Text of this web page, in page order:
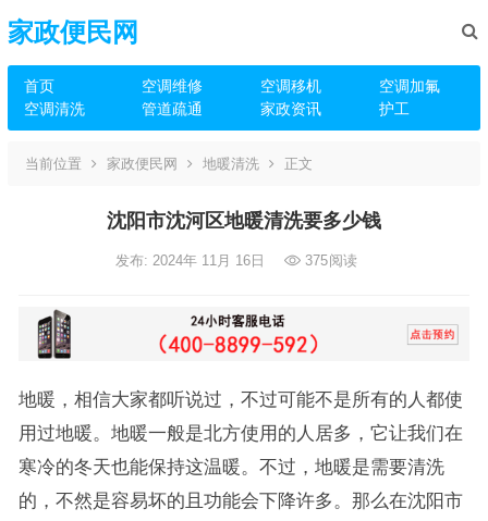
家政便民网
首页 空调维修 空调移机
空调加氟
空调清洗
管道疏通 家政资讯 护工
当前位置 家政便民网 地暖清洗 正文
沈阳市沈河区地暖清洗要多少钱
发布: 2024年 11月 16日 375阅读
地暖，相信大家都听说过，不过可能不是所有的人都使
用过地暖。地暖一般是北方使用的人居多，它让我们在
寒冷的冬天也能保持这温暖。不过，地暖是需要清洗
的，不然是容易坏的且功能会下降许多。那么在沈阳市